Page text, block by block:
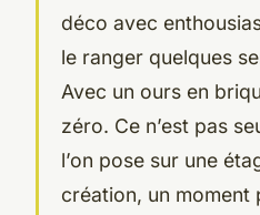
déco avec
le ranger quelques
Avec un ours en
zéro. Ce n’est pas
l’on pose sur une
création, un moment